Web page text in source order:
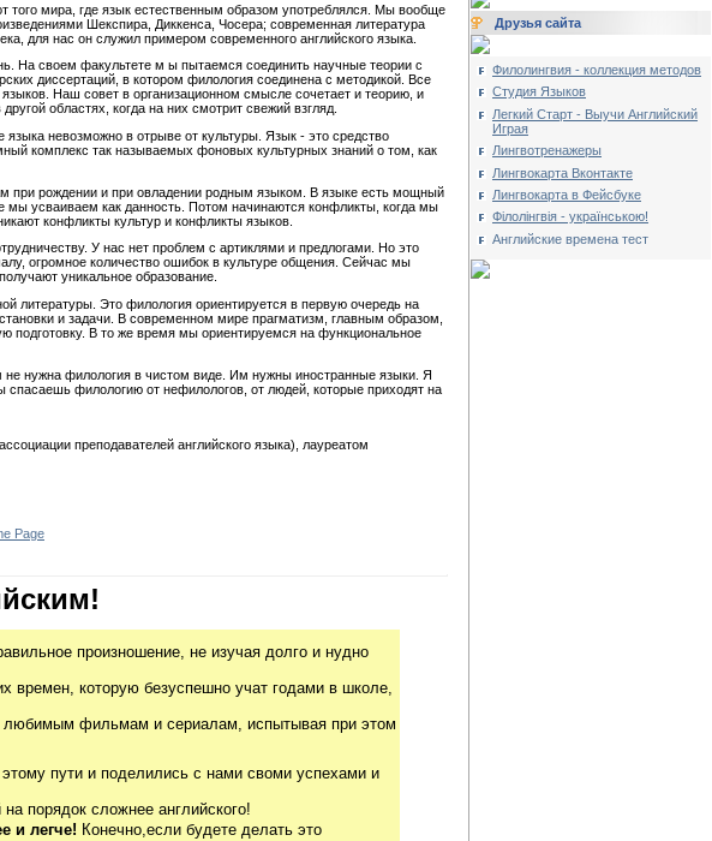
того мира, где язык естественным образом употреблялся. Мы вообще
Шекспира, Диккенса, Чосера; современная литература
для нас он служил примером современного английского языка.
На своем факультете м ы пытаемся соединить научные теории с
диссертаций, в котором филология соединена с методикой. Все
Наш совет в организационном смысле сочетает и теорию, и
областях, когда на них смотрит свежий взгляд.
невозможно в отрыве от культуры. Язык - это средство
комплекс так называемых фоновых культурных знаний о том, как
при рождении и при овладении родным языком. В языке есть мощный
мы усваиваем как данность. Потом начинаются конфликты, когда мы
конфликты культур и конфликты языков.
У нас нет проблем с артиклями и предлогами. Но это
огромное количество ошибок в культуре общения. Сейчас мы
уникальное образование.
литературы. Это филология ориентируется в первую очередь на
и задачи. В современном мире прагматизм, главным образом,
В то же время мы ориентируемся на функциональное
нужна филология в чистом виде. Им нужны иностранные языки. Я
филологию от нефилологов, от людей, которые приходят на
преподавателей английского языка), лауреатом
произношение, не изучая долго и нудно
времен, которую безуспешно учат годами в школе,
фильмам и сериалам, испытывая при этом
пути и поделились с нами своми успехами и
порядок сложнее английского!
и легче! Конечно,если будете делать это
Друзья сайта
Филолингвия - коллекция методов
Студия Языков
Легкий Старт - Выучи Английский
Играя
Лингвотренажеры
Лингвокарта Вконтакте
Лингвокарта в Фейсбуке
Філолінгвія - українською!
Английские времена тест